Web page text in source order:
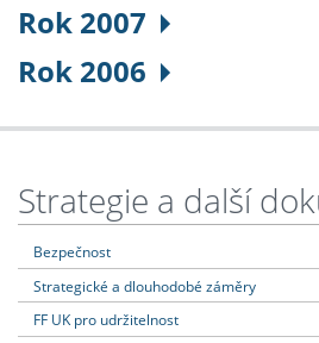
Rok 2007
Rok 2006
Strategie a další
Bezpečnost
Strategické a dlouhodobé záměry
FF UK pro udržitelnost